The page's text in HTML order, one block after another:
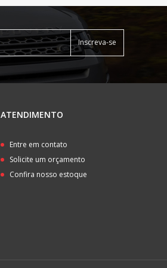
Inscreva-se
ATENDIMENTO
Entre em contato
Solicite um orçamento
Confira nosso estoque